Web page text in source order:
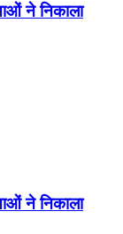
ने निकाला
ने निकाला